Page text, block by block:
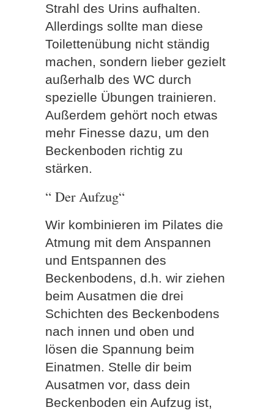
Strahl des Urins aufhalten.
Allerdings sollte man diese
Toilettenübung nicht ständig
machen, sondern lieber gezielt
außerhalb des WC durch
spezielle Übungen trainieren.
Außerdem gehört noch etwas
mehr Finesse dazu, um den
Beckenboden richtig zu
stärken.
“ Der Aufzug“
Wir kombinieren im Pilates die
Atmung mit dem Anspannen
und Entspannen des
Beckenbodens, d.h. wir ziehen
beim Ausatmen die drei
Schichten des Beckenbodens
nach innen und oben und
lösen die Spannung beim
Einatmen. Stelle dir beim
Ausatmen vor, dass dein
Beckenboden ein Aufzug ist,